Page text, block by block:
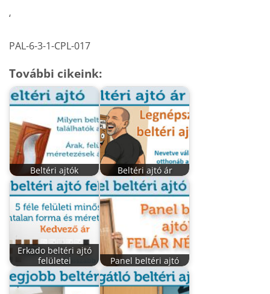
‘
PAL-6-3-1-CPL-017
További cikeink:
Beltéri ajtók Beltéri ajtó ár
Erkado beltéri ajtó
felületei
Panel beltéri ajtó